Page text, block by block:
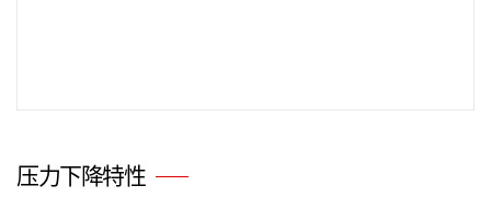
压力下降特性